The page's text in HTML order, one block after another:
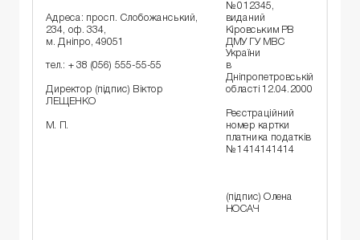
Адреса: просп. Слобожанський,
234, оф. 334,
м. Дніпро, 49051
тел.: + 38 (056) 555-55-55
Директор (підпис) Віктор
ЛЕЩЕНКО
М. П.
№ 012345,
виданий
Кіровським РВ
ДМУ ГУ МВС
України
в
Дніпропетровській
області 12.04.2000
Реєстраційний
номер картки
платника податків
№ 1414141414
(підпис) Олена
НОСАЧ